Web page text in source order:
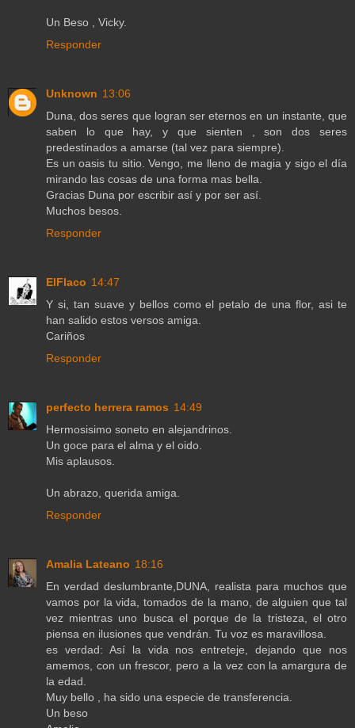
Un Beso , Vicky.
Responder
Unknown 13:06
Duna, dos seres que logran ser eternos en un instante, que
saben lo que hay, y que sienten , son dos seres
predestinados a amarse (tal vez para siempre).
Es un oasis tu sitio. Vengo, me lleno de magia y sigo el día
mirando las cosas de una forma mas bella.
Gracias Duna por escribir así y por ser así.
Muchos besos.
Responder
ElFlaco 14:47
Y si, tan suave y bellos como el petalo de una flor, asi te
han salido estos versos amiga.
Cariños
Responder
perfecto herrera ramos 14:49
Hermosisimo soneto en alejandrinos.
Un goce para el alma y el oido.
Mis aplausos.
Un abrazo, querida amiga.
Responder
Amalia Lateano 18:16
En verdad deslumbrante,DUNA, realista para muchos que
vamos por la vida, tomados de la mano, de alguien que tal
vez mientras uno busca el porque de la tristeza, el otro
piensa en ilusiones que vendrán. Tu voz es maravillosa.
es verdad: Así la vida nos entreteje, dejando que nos
amemos, con un frescor, pero a la vez con la amargura de
la edad.
Muy bello , ha sido una especie de transferencia.
Un beso